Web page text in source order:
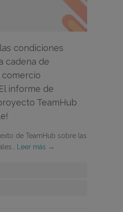
condiciones
cadena de
informe de
TeamHub
de TeamHub sobre las
Leer más →